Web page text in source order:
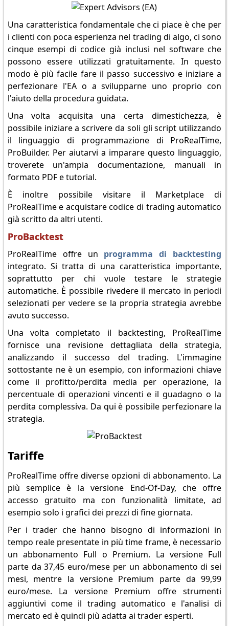
Una caratteristica fondamentale che ci piace è che per
i clienti con poca esperienza nel trading di algo, ci sono
cinque esempi di codice già inclusi nel software che
possono essere utilizzati gratuitamente. In questo
modo è più facile fare il passo successivo e iniziare a
perfezionare l'EA o a svilupparne uno proprio con
l'aiuto della procedura guidata.
Una volta acquisita una certa dimestichezza, è
possibile iniziare a scrivere da soli gli script utilizzando
il linguaggio di programmazione di ProRealTime,
ProBuilder. Per aiutarvi a imparare questo linguaggio,
troverete un'ampia documentazione, manuali in
formato PDF e tutorial.
È inoltre possibile visitare il Marketplace di
ProRealTime e acquistare codice di trading automatico
già scritto da altri utenti.
ProBacktest
ProRealTime offre un programma di backtesting
integrato. Si tratta di una caratteristica importante,
soprattutto per chi vuole testare le strategie
automatiche. È possibile rivedere il mercato in periodi
selezionati per vedere se la propria strategia avrebbe
avuto successo.
Una volta completato il backtesting, ProRealTime
fornisce una revisione dettagliata della strategia,
analizzando il successo del trading. L'immagine
sottostante ne è un esempio, con informazioni chiave
come il profitto/perdita media per operazione, la
percentuale di operazioni vincenti e il guadagno o la
perdita complessiva. Da qui è possibile perfezionare la
strategia.
Tariffe
ProRealTime offre diverse opzioni di abbonamento. La
più semplice è la versione End-Of-Day, che offre
accesso gratuito ma con funzionalità limitate, ad
esempio solo i grafici dei prezzi di fine giornata.
Per i trader che hanno bisogno di informazioni in
tempo reale presentate in più time frame, è necessario
un abbonamento Full o Premium. La versione Full
parte da 37,45 euro/mese per un abbonamento di sei
mesi, mentre la versione Premium parte da 99,99
euro/mese. La versione Premium offre strumenti
aggiuntivi come il trading automatico e l'analisi di
mercato ed è quindi più adatta ai trader esperti.